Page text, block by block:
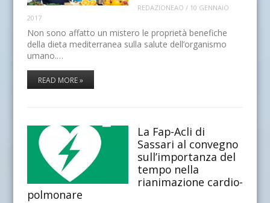
REDAZIONEAO / 10 GENNAIO
2017
Non sono affatto un mistero le proprietà benefiche
della dieta mediterranea sulla salute dell’organismo
umano.…
READ MORE »
La Fap-Acli di
Sassari al convegno
sull’importanza del
tempo nella
rianimazione cardio-
polmonare